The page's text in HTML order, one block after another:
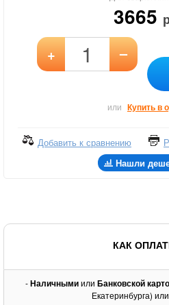
3665
+ –
или Купить в
Добавить к сравнению
Нашли
КАК
-Наличнымиили Банковской
Екатеринбурга)